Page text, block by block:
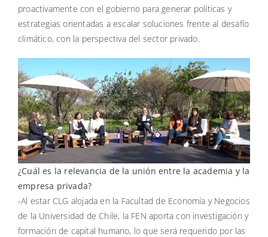
proactivamente con el gobierno para generar políticas y
estrategias orientadas a escalar soluciones frente al desafío
climático, con la perspectiva del sector privado.
¿Cuál es la relevancia de la unión entre la academia y la
empresa privada?
-Al estar CLG alojada en la Facultad de Economía y Negocios
de la Universidad de Chile, la FEN aporta con investigación y
formación de capital humano, lo que será requerido por las